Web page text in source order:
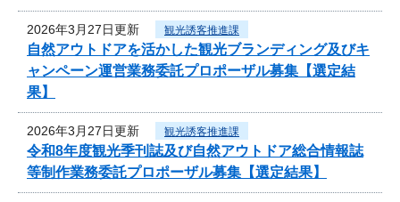
2026年3月27日更新 観光誘客推進課
自然アウトドアを活かした観光ブランディング及びキ
ャンペーン運営業務委託プロポーザル募集【選定結
果】
2026年3月27日更新 観光誘客推進課
令和8年度観光季刊誌及び自然アウトドア総合情報誌
等制作業務委託プロポーザル募集【選定結果】